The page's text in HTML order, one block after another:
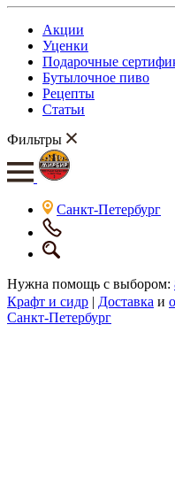
Акции
Уценки
Подарочные
Бутылочное пиво
Рецепты
Статьи
Фильтры
Санкт-Петербург
Нужна помощь с выбором:
Крафт и сидр | Доставка и
Санкт-Петербург